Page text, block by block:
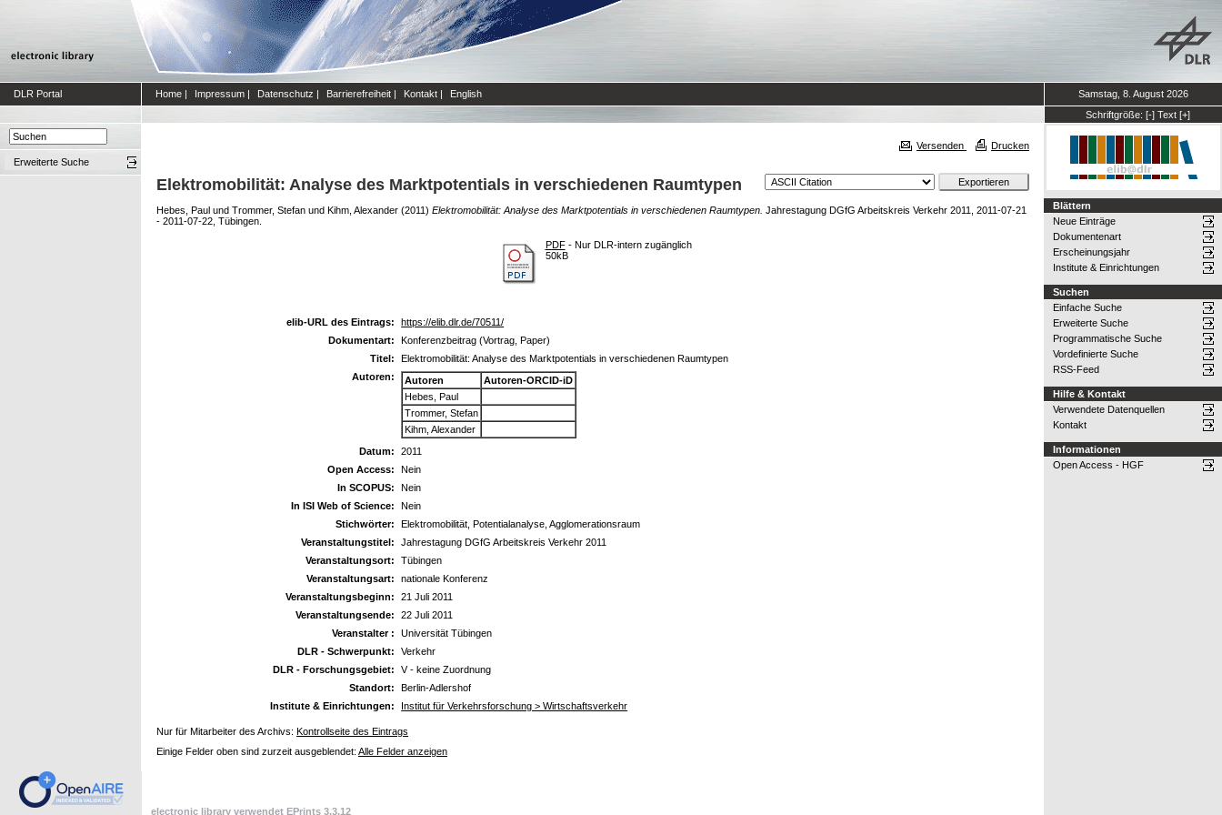
DLR Portal Home | Impressum | Datenschutz | Barrierefreiheit | Kontakt | English
Samstag, 8. August 2026
Schriftgröße: [-] Text [+]
Erweiterte Suche
Versenden Drucken
Elektromobilität: Analyse des Marktpotentials in verschiedenen Raumtypen
Hebes, Paul und Trommer, Stefan und Kihm, Alexander (2011) Elektromobilität: Analyse des Marktpotentials in verschiedenen Raumtypen. Jahrestagung DGfG Arbeitskreis Verkehr 2011, 2011-07-21
- 2011-07-22, Tübingen.
PDF- Nur DLR-intern zugänglich
50kB
elib-URL des Eintrags:
https://elib.dlr.de/70511/
Dokumentart:
Konferenzbeitrag (Vortrag, Paper)
Titel:
Elektromobilität: Analyse des Marktpotentials in verschiedenen Raumtypen
Autoren:
Autoren
Autoren-ORCID-iD
Hebes, Paul
Trommer, Stefan
Kihm, Alexander
Datum:
2011
Open Access:
Nein
In SCOPUS:
Nein
In ISI Web of Science:
Nein
Stichwörter:
Elektromobilität, Potentialanalyse, Agglomerationsraum
Veranstaltungstitel:
Jahrestagung DGfG Arbeitskreis Verkehr 2011
Veranstaltungsort:
Tübingen
Veranstaltungsart:
nationale Konferenz
Veranstaltungsbeginn:
21 Juli 2011
Veranstaltungsende:
22 Juli 2011
Veranstalter :
Universität Tübingen
DLR - Schwerpunkt:
Verkehr
DLR - Forschungsgebiet:
V - keine Zuordnung
Standort:
Berlin-Adlershof
Institute & Einrichtungen:
Institut für Verkehrsforschung > Wirtschaftsverkehr
Nur für Mitarbeiter des Archivs: Kontrollseite des Eintrags
Einige Felder oben sind zurzeit ausgeblendet: Alle Felder anzeigen
Blättern
Neue Einträge
Dokumentenart
Erscheinungsjahr
Institute & Einrichtungen
Suchen
Einfache Suche
Erweiterte Suche
Programmatische Suche
Vordefinierte Suche
RSS-Feed
Hilfe & Kontakt
Verwendete Datenquellen
Kontakt
Informationen
Open Access - HGF
electronic library verwendet EPrints 3.3.12